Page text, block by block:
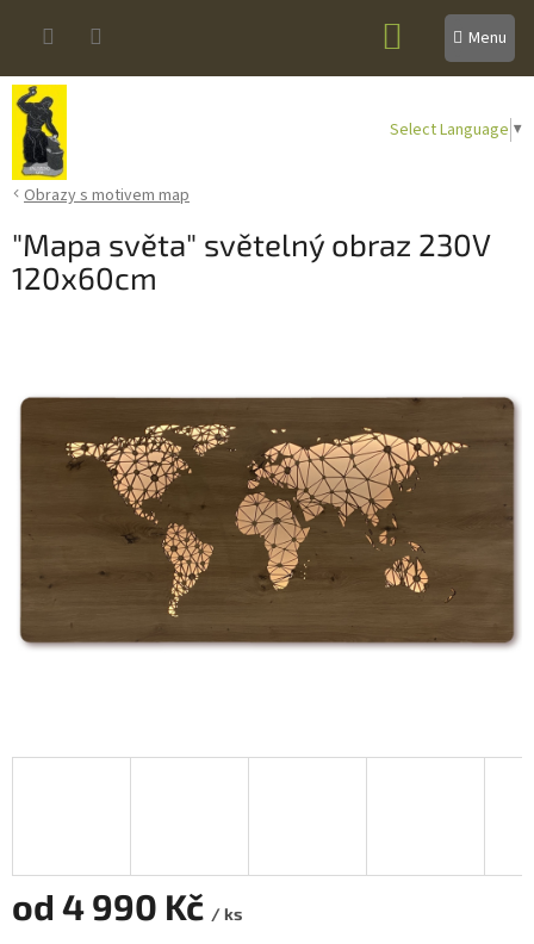
Select Language ▼
NÁKUPNÍ
KOŠÍK
Obrazy s motivem map
"Mapa světa" světelný obraz 230V
120x60cm
od 4 990 Kč / ks